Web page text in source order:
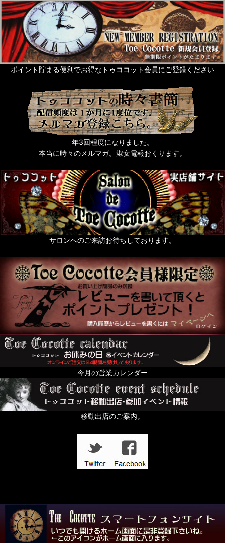
ポイント貯まる便利でお得なトゥココット会員にご登録ください
年3回程度になりました。
本当に時々のメルマガ。淑女電報おくります。
サロンへのご来訪お待ちしております。
今月の営業カレンダー
移動出店のご案内。